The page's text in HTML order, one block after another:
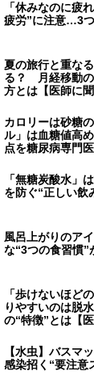
「休みなのに疲
疲労”に注意…3
夏の旅行と重な
る？ 月経移動の
方とは【医師に聞
カロリーは砂糖
ル」は血糖値高
点を糖尿病専門
「無糖炭酸水」
を防ぐ“正しい飲
風呂上がりのア
な“3つの食習慣”
「歩けないほど
りやすいのは脱
の“特徴”とは【医
【水虫】バスマ
感染招く“要注